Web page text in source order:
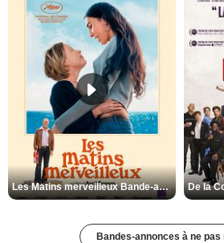
Les Matins merveilleux Bande-annonce VF
Bandes-annonces à ne pas